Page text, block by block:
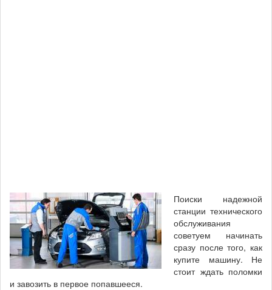
Поиски надежной
станции технического
обслуживания
советуем начинать
сразу после того, как
купите машину. Не
стоит ждать поломки
и завозить в первое попавшееся.